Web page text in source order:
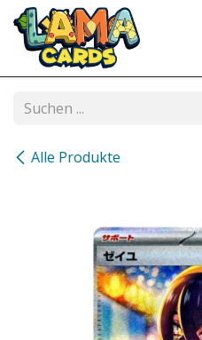
Zum Inhalt springen
Alle Produkte